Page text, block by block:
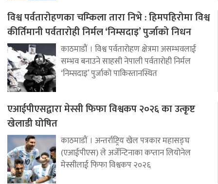
विश्व पर्वतारोहणका चम्किला तारा निभे : हिमपहिरोमा विश्व
कीर्तिमानी पर्वतारोही निर्मल ‘निम्सदाइ’ पुर्जाको निधन
काठमाडौं । विश्व पर्वतारोहण क्षेत्रमा असम्भवलाई
सम्भव बनाउने साहसी नेपाली पर्वतारोही निर्मल
‘निम्सदाइ’ पुर्जाको पाकिस्तानस्थित
एआईपीएसद्वारा मेस्सी फिफा विश्वकप २०२६ का उत्कृष्ट
खेलाडी घोषित
काठमाडौं । अन्तर्राष्ट्रिय खेल पत्रकार महासङ्घ
(एआईपीएस) ले अर्जेन्टिनाका कप्तान लियोनेल
मेस्सीलाई फिफा विश्वकप २०२६